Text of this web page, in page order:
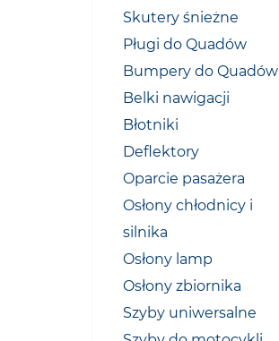
Skutery śnieżne
Pługi do Quadów
Bumpery do Quadów
Belki nawigacji
Błotniki
Deflektory
Oparcie pasażera
Osłony chłodnicy i
silnika
Osłony lamp
Osłony zbiornika
Szyby uniwersalne